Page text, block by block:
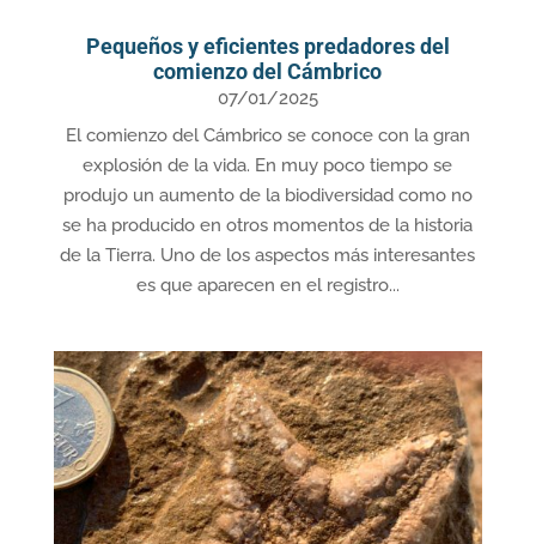
Pequeños y eficientes predadores del
comienzo del Cámbrico
07/01/2025
El comienzo del Cámbrico se conoce con la gran
explosión de la vida. En muy poco tiempo se
produjo un aumento de la biodiversidad como no
se ha producido en otros momentos de la historia
de la Tierra. Uno de los aspectos más interesantes
es que aparecen en el registro...